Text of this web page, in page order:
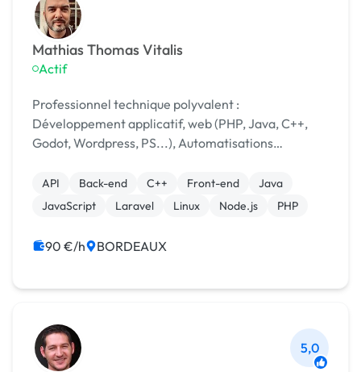
Mathias Thomas Vitalis
Actif
Professionnel technique polyvalent :
Développement applicatif, web (PHP, Java, C++,
Godot, Wordpress, PS...), Automatisations
étalonnage, réalisation, vfx)
API Back-end C++ Front-end
Java
JavaScript
Laravel Linux Node.js PHP
90 €/h BORDEAUX
5,0